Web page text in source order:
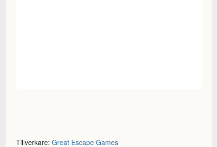
Tillverkare:Great Escape Games